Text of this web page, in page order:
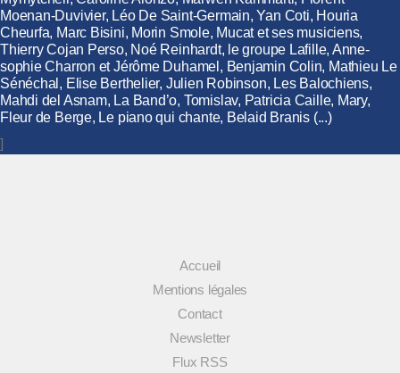
Moenan-Duvivier, Léo De Saint-Germain, Yan Coti, Houria
Cheurfa, Marc Bisini, Morin Smole, Mucat et ses musiciens,
Thierry Cojan Perso, Noé Reinhardt, le groupe Lafille, Anne-
sophie Charron et Jérôme Duhamel, Benjamin Colin, Mathieu Le
Sénéchal, Elise Berthelier, Julien Robinson, Les Balochiens,
Mahdi del Asnam, La Band’o, Tomislav, Patricia Caille, Mary,
Fleur de Berge, Le piano qui chante, Belaid Branis (...)
]
Accueil
Mentions légales
Contact
Newsletter
Flux RSS